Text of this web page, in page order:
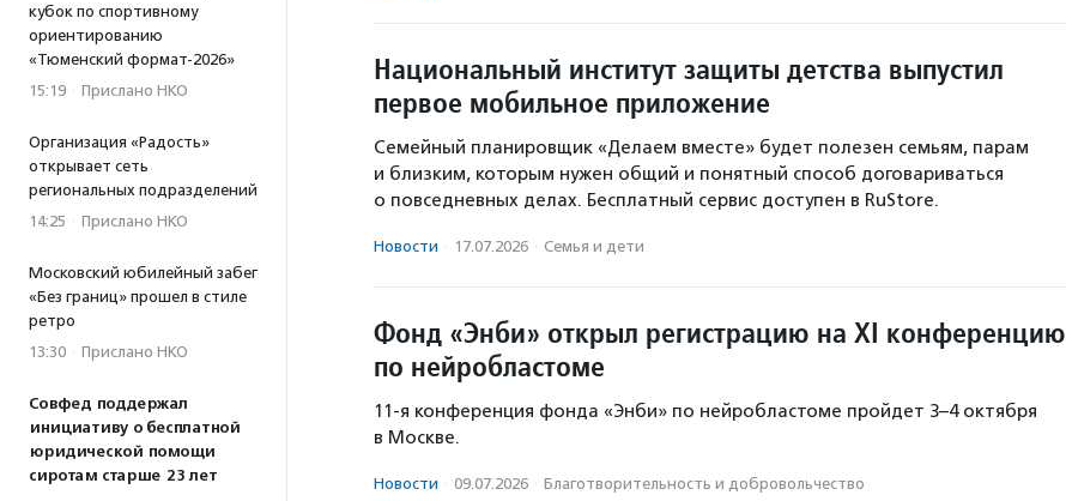
кубок по спортивному
ориентированию
«Тюменский формат-2026»
15:19 · Прислано НКО
Организация «Радость»
открывает сеть
региональных подразделений
14:25 · Прислано НКО
Московский юбилейный забег
«Без границ» прошел в стиле
ретро
13:30 · Прислано НКО
Совфед поддержал
инициативу о бесплатной
юридической помощи
сиротам старше 23 лет
Национальный институт защиты детства выпустил
первое мобильное приложение
Семейный планировщик «Делаем вместе» будет полезен семьям, парам
и близким, которым нужен общий и понятный способ договариваться
о повседневных делах. Бесплатный сервис доступен в RuStore.
Новости · 17.07.2026 · Семья и дети
Фонд «Энби» открыл регистрацию на XI конференцию
по нейробластоме
11-я конференция фонда «Энби» по нейробластоме пройдет 3–4 октября
в Москве.
Новости · 09.07.2026 · Благотвори­тель­ность и доброволь­чест­во